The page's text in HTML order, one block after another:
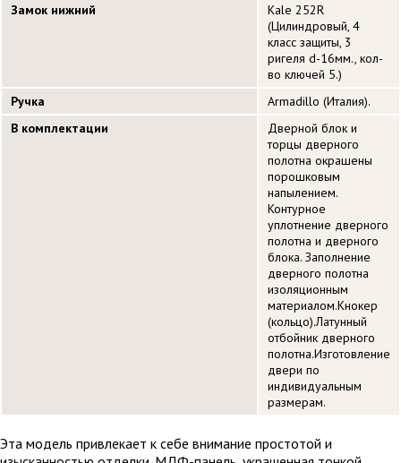
Замок нижний
Kale 252R
(Цилиндровый, 4
класс защиты, 3
ригеля d-16мм., кол-
во ключей 5.)
Ручка
Armadillo (Италия).
В комплектации
Дверной блок и
торцы дверного
полотна окрашены
порошковым
напылением.
Контурное
уплотнение дверного
полотна и дверного
блока. Заполнение
дверного полотна
изоляционным
материалом.Кнокер
(кольцо).Латунный
отбойник дверного
полотна.Изготовление
двери по
индивидуальным
размерам.
Эта модель привлекает к себе внимание простотой и